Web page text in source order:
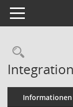
Toggle navigation
Informationen